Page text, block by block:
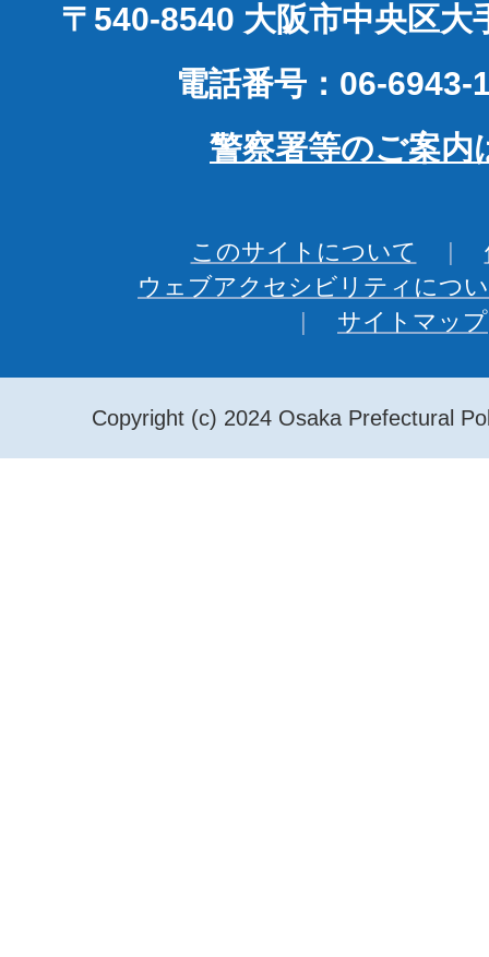
〒540-8540 大阪市中央区大
電話番号：06-6943-
警察署等のご案内
このサイトについて
ウェブアクセシビリティにつ
サイトマップ
Copyright (c) 2024 Osaka Prefectural